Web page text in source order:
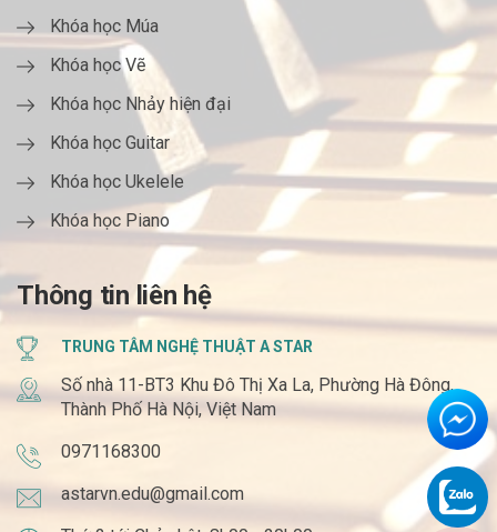
Khóa học Múa
Khóa học Vẽ
Khóa học Nhảy hiện đại
Khóa học Guitar
Khóa học Ukelele
Khóa học Piano
Thông tin liên hệ
TRUNG TÂM NGHỆ THUẬT A STAR
Số nhà 11-BT3 Khu Đô Thị Xa La, Phường Hà Đông,
Thành Phố Hà Nội, Việt Nam
0971168300
astarvn.edu@gmail.com